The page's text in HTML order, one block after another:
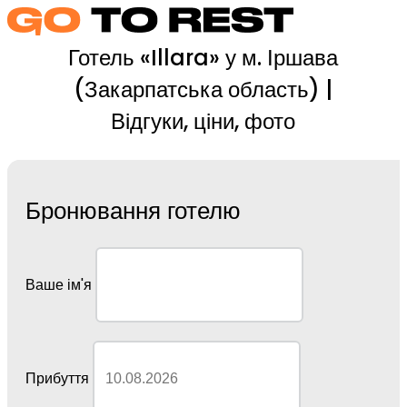
Готель «Illara» у м. Іршава
(Закарпатська область) |
Відгуки, ціни, фото
Бронювання готелю
Ваше ім'я
Прибуття